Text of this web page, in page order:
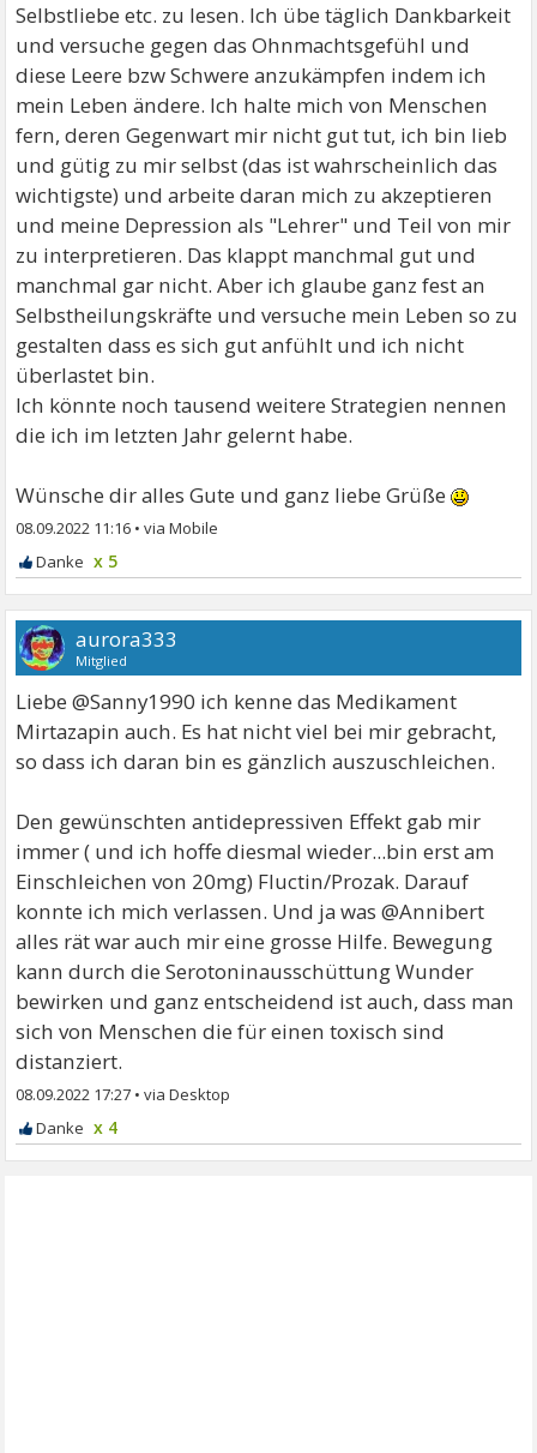
Selbstliebe etc. zu lesen. Ich übe täglich Dankbarkeit
und versuche gegen das Ohnmachtsgefühl und
diese Leere bzw Schwere anzukämpfen indem ich
mein Leben ändere. Ich halte mich von Menschen
fern, deren Gegenwart mir nicht gut tut, ich bin lieb
und gütig zu mir selbst (das ist wahrscheinlich das
wichtigste) und arbeite daran mich zu akzeptieren
und meine Depression als "Lehrer" und Teil von mir
zu interpretieren. Das klappt manchmal gut und
manchmal gar nicht. Aber ich glaube ganz fest an
Selbstheilungskräfte und versuche mein Leben so zu
gestalten dass es sich gut anfühlt und ich nicht
überlastet bin.
Ich könnte noch tausend weitere Strategien nennen
die ich im letzten Jahr gelernt habe.
Wünsche dir alles Gute und ganz liebe Grüße
08.09.2022 11:16 •
x 5
aurora333
Mitglied
Liebe @Sanny1990 ich kenne das Medikament
Mirtazapin auch. Es hat nicht viel bei mir gebracht,
so dass ich daran bin es gänzlich auszuschleichen.
Den gewünschten antidepressiven Effekt gab mir
immer ( und ich hoffe diesmal wieder...bin erst am
Einschleichen von 20mg) Fluctin/Prozak. Darauf
konnte ich mich verlassen. Und ja was @Annibert
alles rät war auch mir eine grosse Hilfe. Bewegung
kann durch die Serotoninausschüttung Wunder
bewirken und ganz entscheidend ist auch, dass man
sich von Menschen die für einen toxisch sind
distanziert.
08.09.2022 17:27 •
x 4